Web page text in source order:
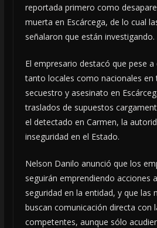
reportada primero como
muerta en Escárcega, de lo cual
señalaron que están investigando.
El empresario destacó que pese
tanto locales como nacionales
secuestro y asesinato en
traslados de supuestos
el detectado en Carmen, la
inseguridad en el Estado.
Nelson Danilo anunció que los
seguirán emprendiendo acciones
seguridad en la entidad, y que las
buscan comunicación directa con
competentes, aunque sólo